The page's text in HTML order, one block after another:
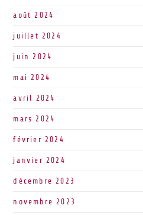
août 2024
juillet 2024
juin 2024
mai 2024
avril 2024
mars 2024
février 2024
janvier 2024
décembre 2023
novembre 2023